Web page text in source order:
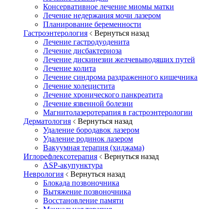
Консервативное лечение миомы матки
Лечение недержания мочи лазером
Планирование беременности
Гастроэнтерология
Вернуться назад
Лечение гастродуоденита
Лечение дисбактериоза
Лечение дискинезии желчевыводящих путей
Лечение колита
Лечение синдрома раздраженного кишечника
Лечение холецистита
Лечение хронического панкреатита
Лечение язвенной болезни
Магнитолазеротерапия в гастроэнтерологии
Дерматология
Вернуться назад
Удаление бородавок лазером
Удаление родинок лазером
Вакуумная терапия (хиджама)
Иглорефлексотерапия
Вернуться назад
ASP-акупунктура
Неврология
Вернуться назад
Блокада позвоночника
Вытяжение позвоночника
Восстановление памяти